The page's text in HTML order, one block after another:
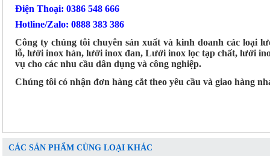
Điện Thoại: 0386 548 666
Hotline/Zalo: 0888 383 386
Công ty chúng tôi chuyên sản xuất và kinh doanh các loại
lỗ, lưới inox hàn, lưới inox đan, Lưới inox lọc tạp chất, lưới
vụ cho các nhu cầu dân dụng và công nghiệp.
Chúng tôi có nhận đơn hàng cắt theo yêu cầu và giao hàng
CÁC SẢN PHẨM CÙNG LOẠI KHÁC